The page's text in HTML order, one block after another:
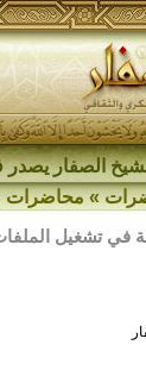
الصفار يصدر
»محاضرات
في تشغيل